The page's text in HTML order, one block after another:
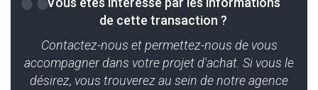
de cette transaction ?
Contactez-nous et permettez-nous de vous
accompagner dans votre projet d'achat. Si vous le
désirez, vous trouverez au sein de notre agence